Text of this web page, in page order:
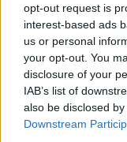
opt-out request is
interest-based ads
us or personal
your opt-out. You
disclosure of your
IAB’s list of
also be disclosed
Downstream
LIFESTYLE08·08·2026
Νία Βαρντάλος
σχέση που
πάνω από